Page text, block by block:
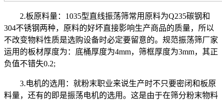
2.板原料量：1035型直线振荡筛常用原料为Q235碳钢和
304不锈钢两种，原料的好坏直接影响生产商品的质量，所以
不改变物料性质是选购设备时必定要留意的。规范振荡筛厂家
运用的板材厚度为：底桶厚度为4mm，筛框厚度为3mm，其正
负值不错失0.2;
3.电机的选用：就粉末职业来说生产时不只要密闭和板原
料量，还有的即是振荡电机的选用。这是由于在筛分粉末物料